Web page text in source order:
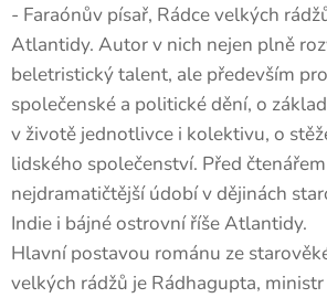
- Faraónův písař, Rádce velkých
Atlantidy. Autor v nich nejen plně
beletristický talent, ale především
společenské a politické dění, o
v životě jednotlivce i kolektivu, o
lidského společenství. Před
nejdramatičtější údobí v dějinách
Indie i bájné ostrovní říše Atlantidy.
Hlavní postavou románu ze
velkých rádžů je Rádhagupta,